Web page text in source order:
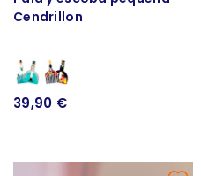
Cendrillon
39,90 €